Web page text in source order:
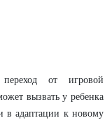
от игровой
вызвать у ребенка
в адаптации к новому